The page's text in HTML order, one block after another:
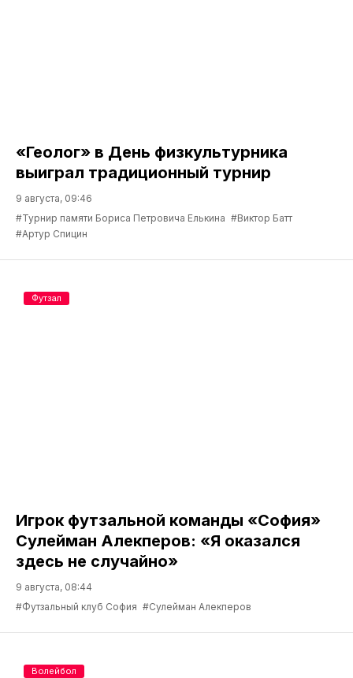
«Геолог» в День физкультурника
выиграл традиционный турнир
9 августа, 09:46
#Турнир памяти Бориса Петровича Елькина #Виктор Батт
#Артур Спицин
Игрок футзальной команды «София»
Сулейман Алекперов: «Я оказался
здесь не случайно»
9 августа, 08:44
#Футзальный клуб София #Сулейман Алекперов
Футзал
Волейбол